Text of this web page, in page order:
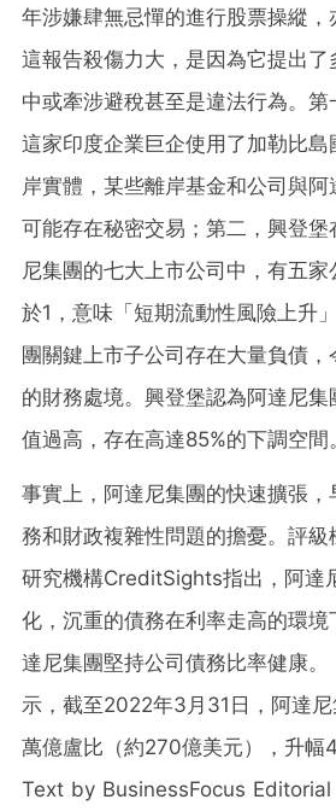
年涉嫌肆無忌憚的進行股票操縱，
這報告殺傷力大，是因為它提出
中或牽涉避稅甚至是違法行為。
這家印度企業巨企使用了加勒比
岸實體，某些離岸基金和公司與阿
可能存在秘密交易；第二，興登
尼集團的七大上市公司中，有五
於1，意味「短期流動性風險上升
團關鍵上市子公司存在大量負債
的財務處境。興登堡認為阿達尼
值過高，存在高達85%的下調空間。
事實上，阿達尼集團的快速擴張
務和財政複雜性問題的擔憂。評
研究機構CreditSights指出，阿達
化，沉重的債務在利率走高的環
達尼集團堅持公司債務比率健康
示，截至2022年3月31日，阿達
萬億盧比（約270億美元），升幅
Text by BusinessFocus Editorial